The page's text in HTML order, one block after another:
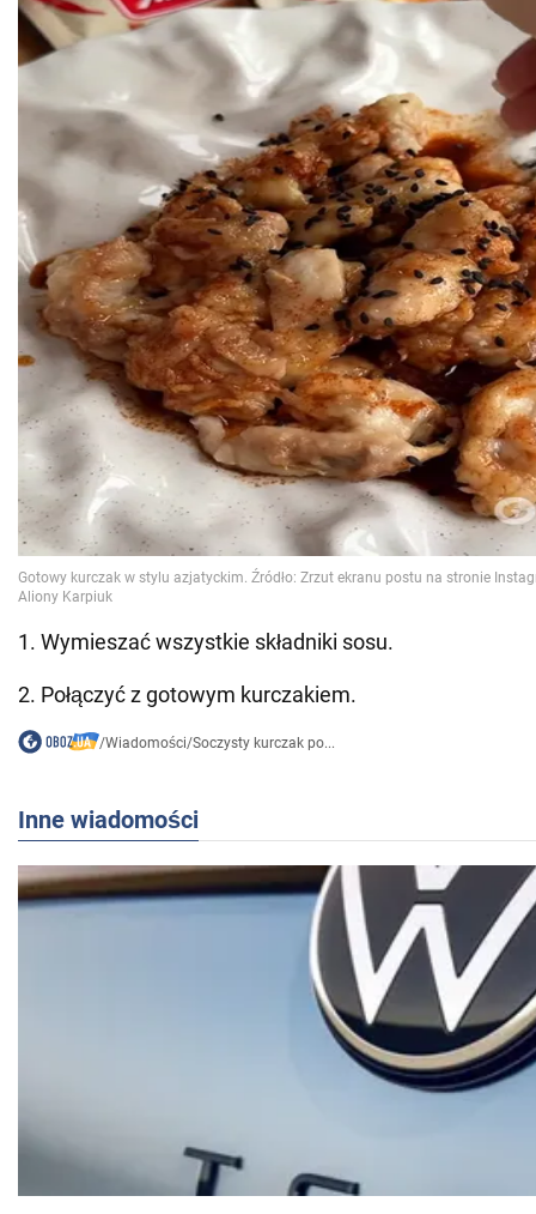
1. Wymieszać wszystkie składniki sosu.
2. Połączyć z gotowym kurczakiem.
/Wiadomości/Soczysty kurczak po...
Inne wiadomości